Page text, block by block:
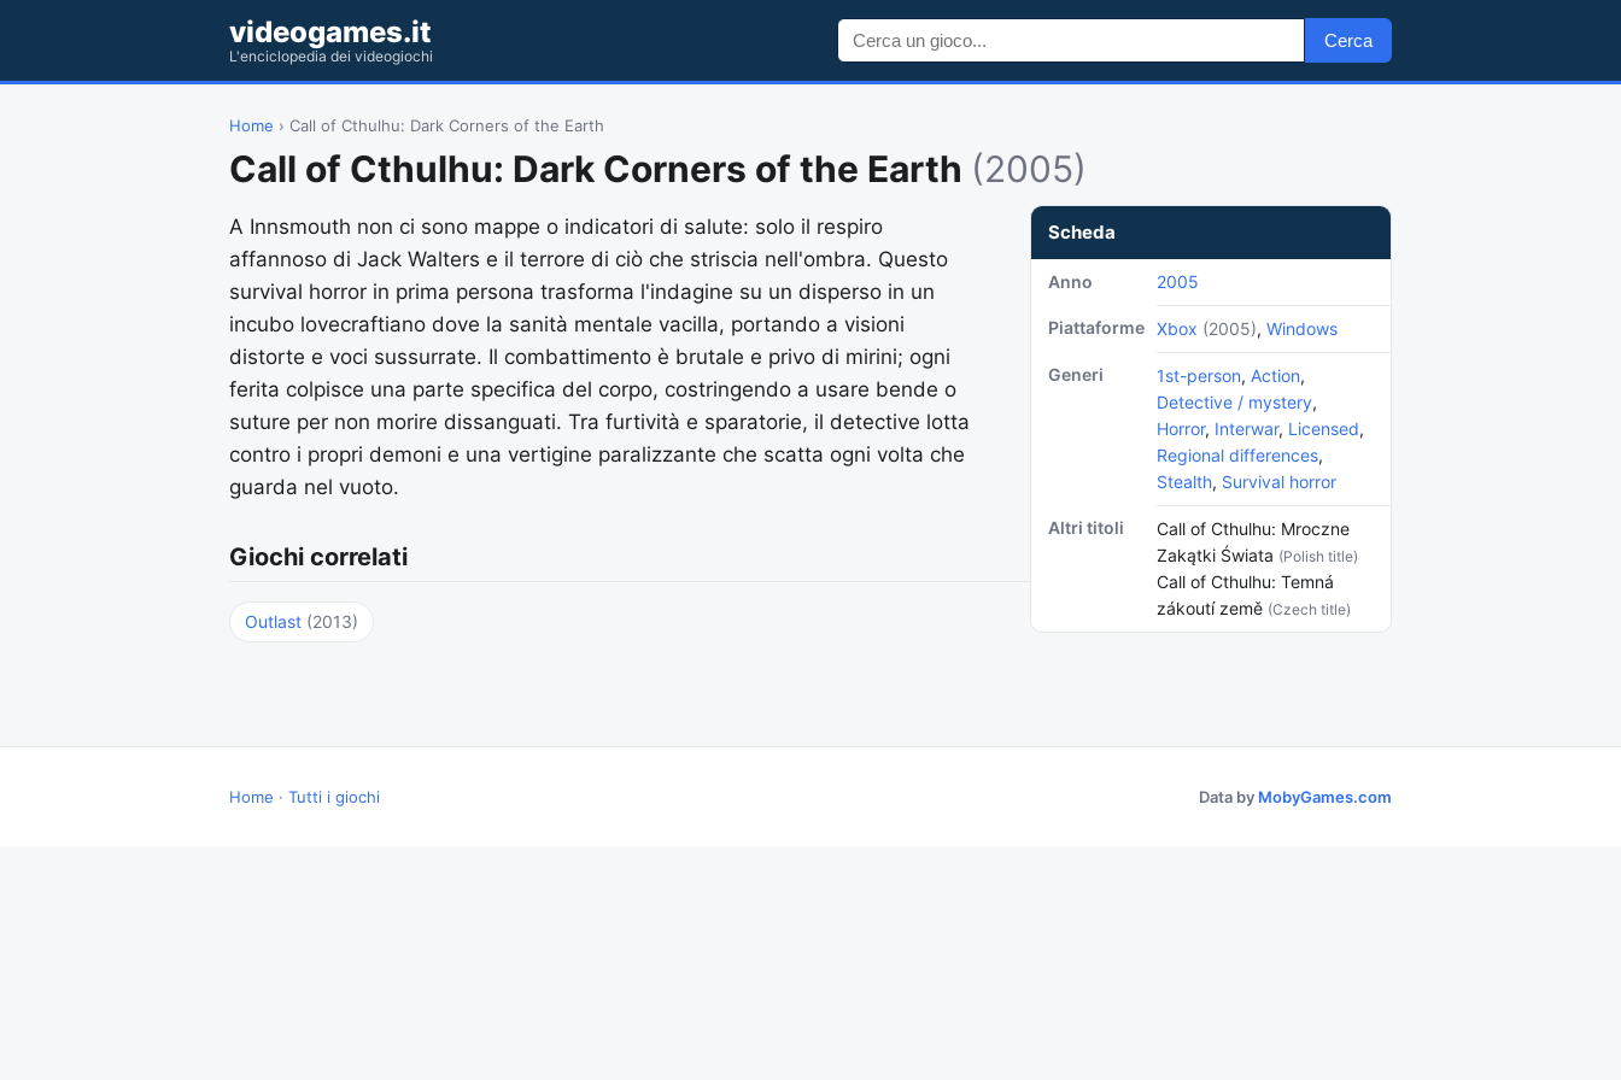
videogames.it
L'enciclopedia dei videogiochi
Cerca
Home › Call of Cthulhu: Dark Corners of the Earth
Call of Cthulhu: Dark Corners of the Earth (2005)
Scheda
Anno 2005
Piattaforme Xbox (2005), Windows
Generi 1st-person, Action,
Detective / mystery,
Horror, Interwar, Licensed,
Regional differences,
Stealth, Survival horror
Altri titoli
Call of Cthulhu: Mroczne
Zakątki Świata (Polish title)
Call of Cthulhu: Temná
zákoutí země (Czech title)
A Innsmouth non ci sono mappe o indicatori di salute: solo il respiro
affannoso di Jack Walters e il terrore di ciò che striscia nell'ombra. Questo
survival horror in prima persona trasforma l'indagine su un disperso in un
incubo lovecraftiano dove la sanità mentale vacilla, portando a visioni
distorte e voci sussurrate. Il combattimento è brutale e privo di mirini; ogni
ferita colpisce una parte specifica del corpo, costringendo a usare bende o
suture per non morire dissanguati. Tra furtività e sparatorie, il detective lotta
contro i propri demoni e una vertigine paralizzante che scatta ogni volta che
guarda nel vuoto.
Giochi correlati
Outlast (2013)
Home · Tutti i giochi Data by MobyGames.com